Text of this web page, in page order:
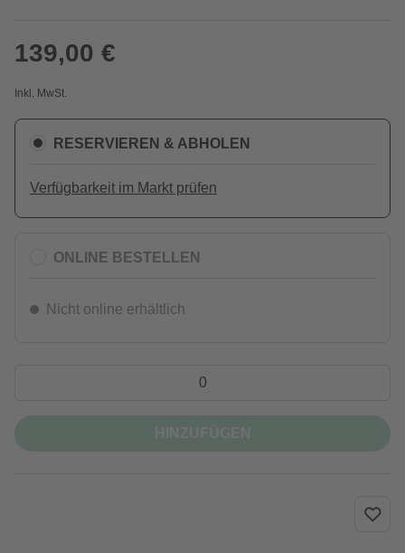
139,00 €
Inkl. MwSt.
RESERVIEREN & ABHOLEN
Verfügbarkeit im Markt prüfen
ONLINE BESTELLEN
Nicht online erhältlich